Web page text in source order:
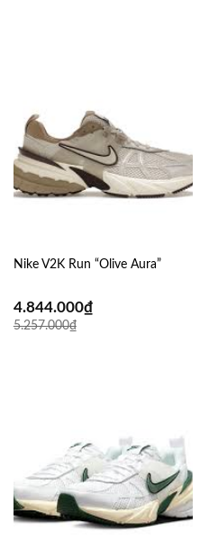
Nike V2K Run “Olive Aura”
5.257.000₫
4.844.000₫